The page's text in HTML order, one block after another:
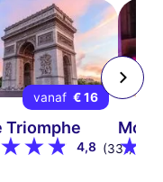
vanaf € 16
Triomphe
4,8 (331)